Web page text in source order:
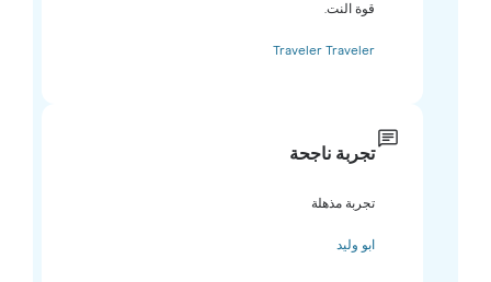
قوة النت.
Traveler Traveler
تجربة ناجحة
تجربة مذهلة